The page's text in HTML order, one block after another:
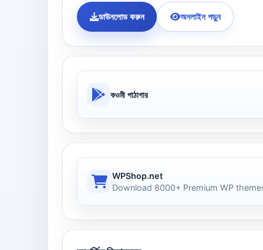
ডাউনলোড করুন অনলাইন পড়ুন
কওমী পাঠাগার
WPShop.net
Download 8000+ Premium WP